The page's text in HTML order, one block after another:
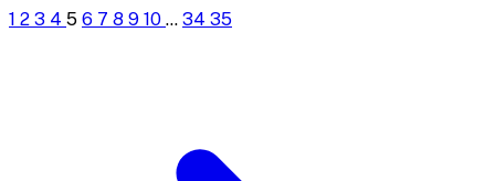
1 2 3 4 5 6 7 8 9 10 ... 34 35